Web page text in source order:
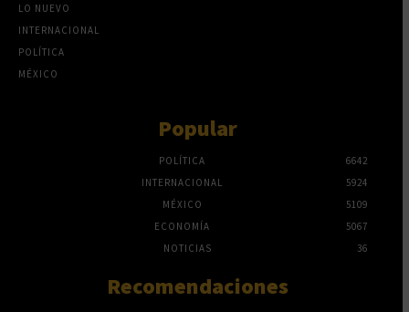
LO NUEVO
INTERNACIONAL
POLÍTICA
MÉXICO
Popular
POLÍTICA
6642
INTERNACIONAL
5924
MÉXICO
5109
ECONOMÍA
5067
NOTICIAS
36
Recomendaciones